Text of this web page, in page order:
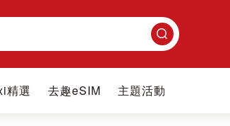
搜
尋
精選 去趣eSIM 主題活動